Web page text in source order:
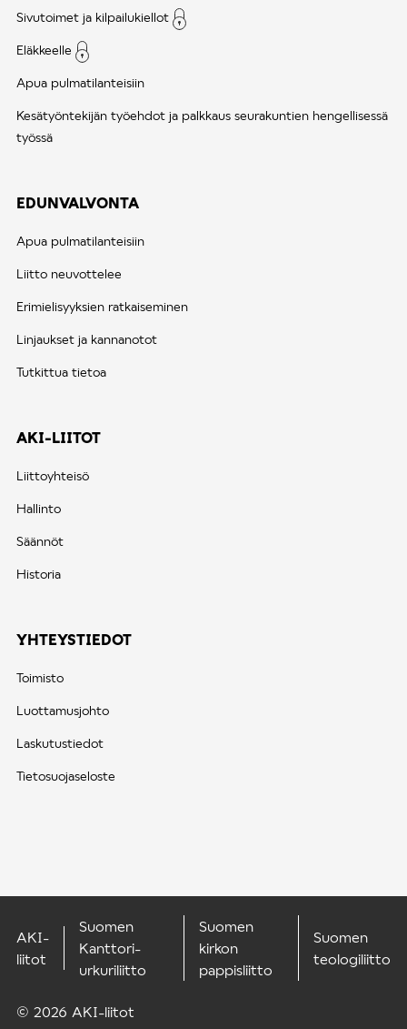
Sivutoimet ja kilpailukiellot
Eläkkeelle
Apua pulmatilanteisiin
Kesätyöntekijän työehdot ja palkkaus seurakuntien hengellisessä
työssä
EDUNVALVONTA
Apua pulmatilanteisiin
Liitto neuvottelee
Erimielisyyksien ratkaiseminen
Linjaukset ja kannanotot
Tutkittua tietoa
AKI-LIITOT
Liittoyhteisö
Hallinto
Säännöt
Historia
YHTEYSTIEDOT
Toimisto
Luottamusjohto
Laskutustiedot
Tietosuojaseloste
© 2026 AKI-liitot
AKI-
liitot
Suomen
Kanttori-
urkuriliitto
Suomen
kirkon
pappisliitto
Suomen
teologiliitto